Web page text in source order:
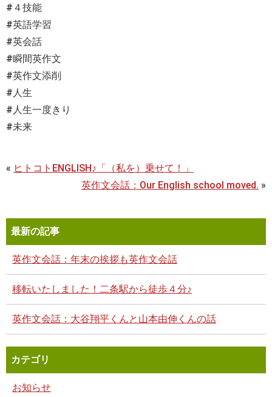
#４技能
#英語学習
#英会話
#瞬間英作文
#英作文添削
#人生
#人生一度きり
#未来
« ヒトコトENGLISH♪「（私を）乗せて！」
英作文会話：Our English school moved. »
最新の記事
英作文会話：年末の挨拶も英作文会話
移転いたしました！二条駅から徒歩４分♪
英作文会話：大谷翔平くんと山本由伸くんの話
カテゴリ
お知らせ